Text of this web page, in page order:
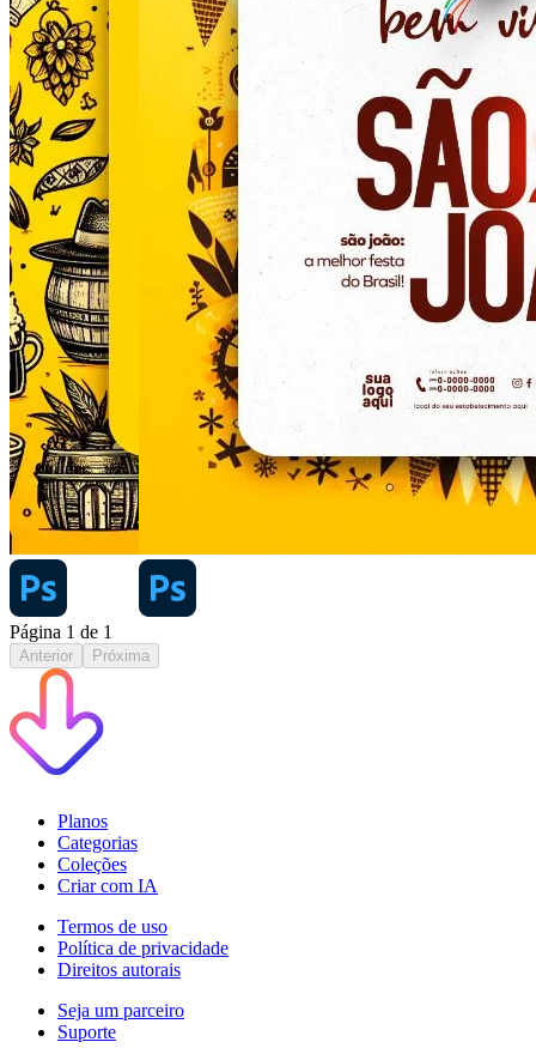
Página 1 de 1
Anterior Próxima
Planos
Categorias
Coleções
Criar com IA
Termos de uso
Política de privacidade
Direitos autorais
Seja um parceiro
Suporte